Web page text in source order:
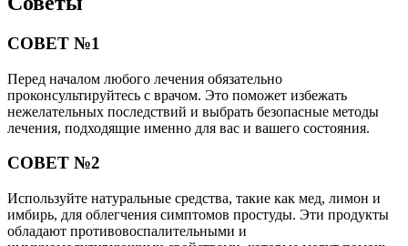
СОВЕТ №1
Перед началом любого лечения обязательно
проконсультируйтесь с врачом. Это поможет избежать
нежелательных последствий и выбрать безопасные методы
лечения, подходящие именно для вас и вашего состояния.
СОВЕТ №2
Используйте натуральные средства, такие как мед, лимон и
имбирь, для облегчения симптомов простуды. Эти продукты
обладают противовоспалительными и